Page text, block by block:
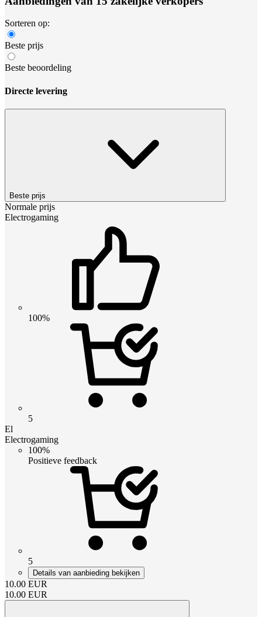
Sorteren op:
Beste prijs
Beste beoordeling
Directe levering
Beste prijs
Normale prijs
Electrogaming
100%
5
El
Electrogaming
100%
Positieve feedback
5
Details van aanbieding bekijken
10.00 EUR
10.00 EUR